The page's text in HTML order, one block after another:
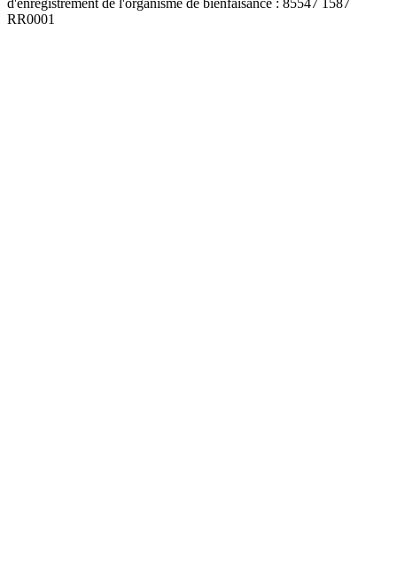
d'enregistrement de l'organisme de bienfaisance : 85547 1587
RR0001